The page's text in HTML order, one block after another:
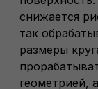
снижается
так
размеры
геометрией,